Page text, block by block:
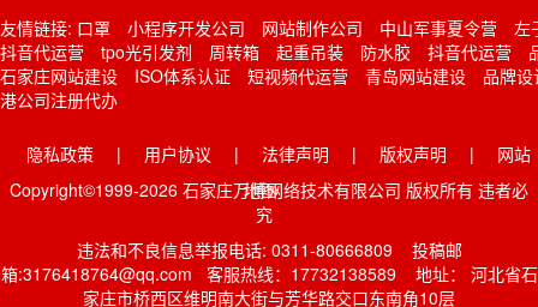
友情链接: 口罩 小程序开发公司 网站制作公司 中山军事夏令营
左
抖音代运营
tpo光引发剂 周转箱 起重吊装 防水胶 抖音代运营
石家庄网站建设
ISO体系认证 短视频代运营 青岛网站建设
品牌设
港公司注册代办
隐私政策 | 用户协议 | 法律声明 | 版权声明 |
网站
地图
Copyright©1999-2026 石家庄万博网络技术有限公司 版权所有 违者必
究
违法和不良信息举报电话: 0311-80666809 投稿邮
箱:3176418764@qq.com 客服热线：17732138589 地址： 河北省石
家庄市桥西区维明南大街与芳华路交口东南角10层